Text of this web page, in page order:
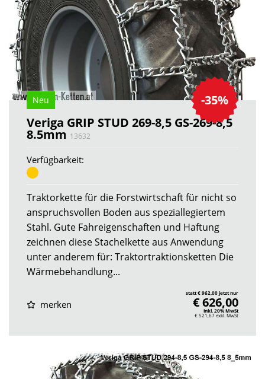
-35%
Neu
Veriga GRIP STUD 269-8,5 GS-269-8,5
8.5mm 13632
Verfügbarkeit:
Traktorkette für die Forstwirtschaft für nicht so
anspruchsvollen Boden aus speziallegiertem
Stahl. Gute Fahreigenschaften und Haftung
zeichnen diese Stachelkette aus Anwendung
unter anderem für: Traktortraktionsketten Die
Wärmebehandlung...
merken
statt € 962,00 jetzt nur
€ 626,00
inkl. 20% MwSt
€ 521,67exkl. MwSt